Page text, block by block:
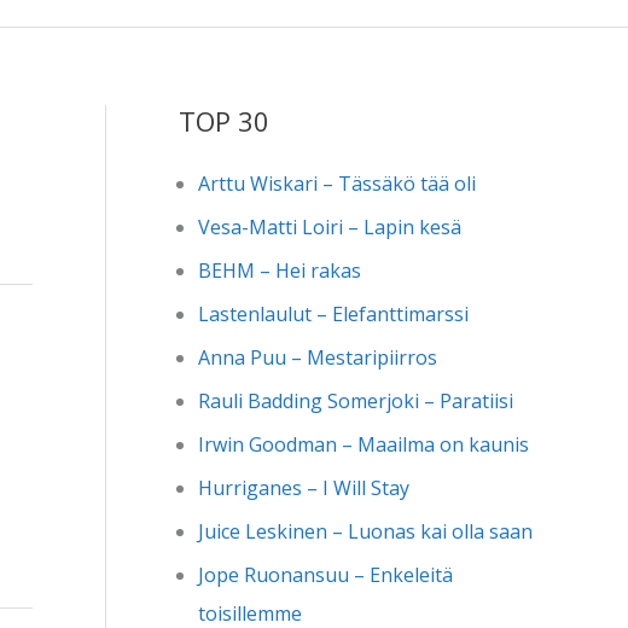
TOP 30
Arttu Wiskari – Tässäkö tää oli
Vesa-Matti Loiri – Lapin kesä
BEHM – Hei rakas
Lastenlaulut – Elefanttimarssi
Anna Puu – Mestaripiirros
Rauli Badding Somerjoki – Paratiisi
Irwin Goodman – Maailma on kaunis
Hurriganes – I Will Stay
Juice Leskinen – Luonas kai olla saan
Jope Ruonansuu – Enkeleitä
toisillemme